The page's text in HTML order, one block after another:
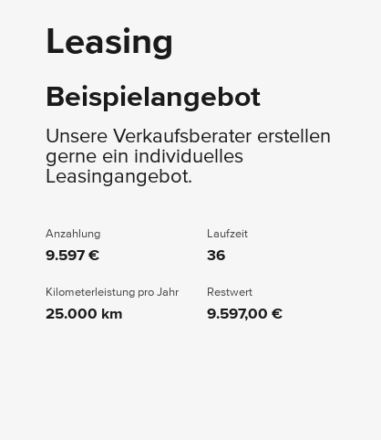
Leasing
Beispielangebot
Unsere Verkaufsberater erstellen
gerne ein individuelles
Leasingangebot.
Anzahlung
9.597 €
Laufzeit
36
Kilometerleistung pro Jahr
25.000 km
Restwert
9.597,00 €